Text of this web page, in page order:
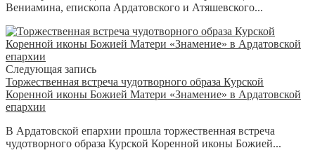
Вениамина, епископа Ардатовского и Атяшевского...
Следующая запись
Торжественная встреча чудотворного образа Курской
Коренной иконы Божией Матери «Знамение» в Ардатовской
епархии
В Ардатовской епархии прошла торжественная встреча
чудотворного образа Курской Коренной иконы Божией...